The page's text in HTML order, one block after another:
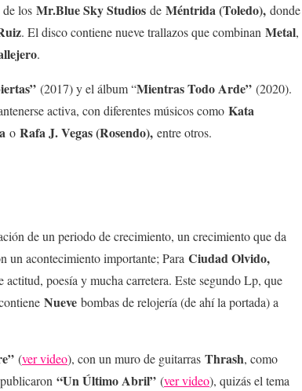
los Mr.Blue Sky Studios de Méntrida (Toledo), donde
. El disco contiene nueve trallazos que combinan Metal,
.
(2017) y el álbum “Mientras Todo Arde” (2020).
activa, con diferentes músicos como Kata
o Rafa J. Vegas (Rosendo), entre otros.
de un periodo de crecimiento, un crecimiento que da
un acontecimiento importante; Para Ciudad Olvido,
actitud, poesía y mucha carretera. Este segundo Lp, que
Nueve bombas de relojería (de ahí la portada) a
(ver video), con un muro de guitarras Thrash, como
“Un Último Abril” (ver video), quizás el tema